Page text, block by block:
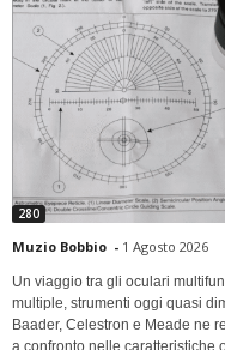
280
Muzio Bobbio - 1 Agosto 2026
Un viaggio tra gli oculari
multiple, strumenti oggi quasi
Baader, Celestron e Meade ne
a confronto nelle caratteristiche